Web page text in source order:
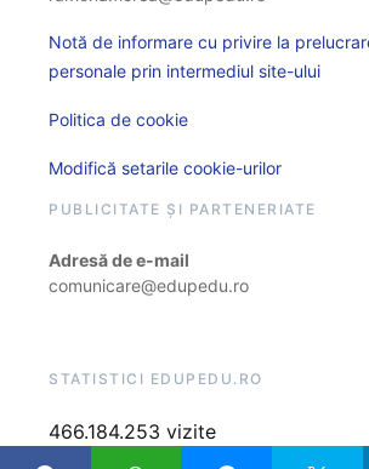
Notă de informare cu privire la
personale prin intermediul site-ului
Politica de cookie
Modifică setarile cookie-urilor
PUBLICITATE ȘI PARTENERIATE
Adresă de e-mail
comunicare@edupedu.ro
STATISTICI EDUPEDU.RO
466.184.253 vizite